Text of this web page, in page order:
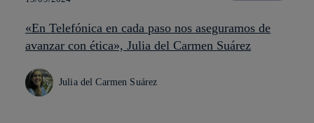
«En Telefónica en cada paso nos aseguramos de
avanzar con ética», Julia del Carmen Suárez
Julia del Carmen Suárez